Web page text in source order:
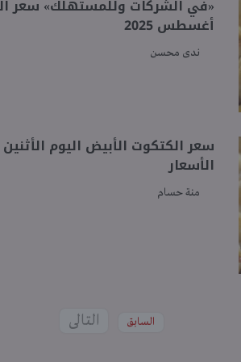
أغسطس 2025
ندى محسن
الأسعار
منة حسام
السابق التالى